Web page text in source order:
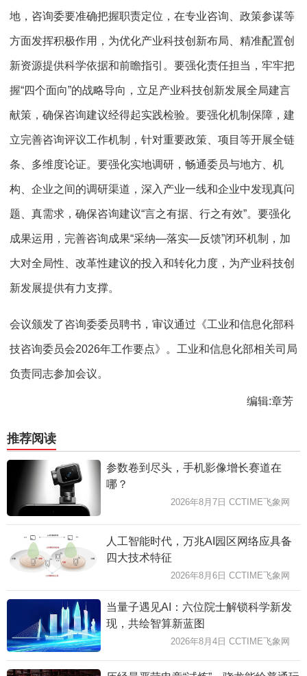
地，咨询委要准确把握职责定位，在专业咨询、政策参谋等
方面发挥积极作用，为优化产业科技创新布局、精准配置创
新资源提供科学依据和前瞻指引。要强化责任担当，牢牢把
握“四个面向”的战略导向，立足产业科技创新发展全局建言
献策，确保咨询建议经得起实践检验。要强化机制保障，建
立完善咨询评议工作机制，针对重要政策、项目等开展全链
条、多维度论证。要强化实地调研，畅通委员与地方、机
构、企业之间的调研渠道，深入产业一线和企业中发现真问
题、真需求，确保咨询建议“言之有据、行之有效”。要强化
成果运用，完善咨询成果“采纳—落实—反馈”闭环机制，加
大对全局性、改革性建议的投入和转化力度，为产业科技创
新发展提供有力支撑。
会议颁发了咨询委委员聘书，审议通过《工业和信息化部科
技咨询委员会2026年工作要点》。工业和信息化部相关司局
负责同志参加会议。
编辑:章芳
推荐阅读
参数卷到尽头，手机影像增长赛道在
哪？
2026年8月7日 CCTIME飞象网
人工智能时代，万兆AI园区网络应具备
四大技术特征
2026年8月6日 CCTIME飞象网
当量子遇见AI：六位院士解锁科学新发
现，共绘智算新蓝图
2026年8月4日 CCTIME飞象网